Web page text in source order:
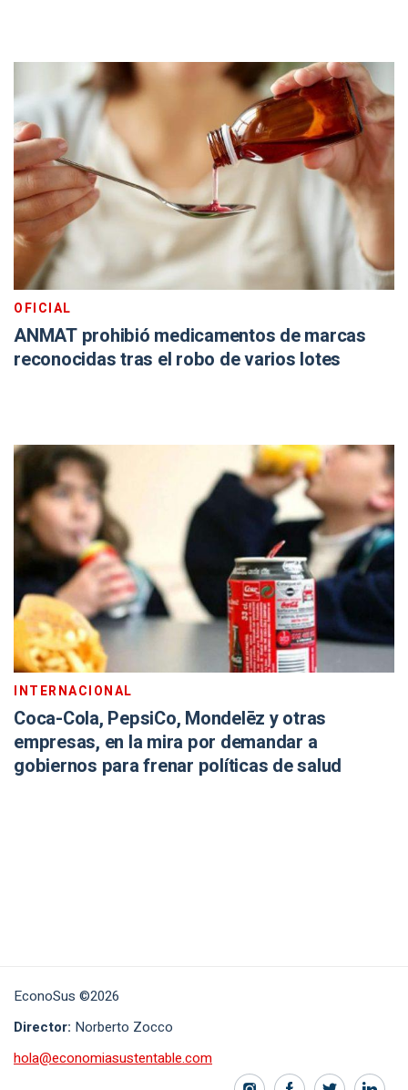
OFICIAL
ANMAT prohibió medicamentos de marcas
reconocidas tras el robo de varios lotes
INTERNACIONAL
Coca-Cola, PepsiCo, Mondelēz y otras
empresas, en la mira por demandar a
gobiernos para frenar políticas de salud
EconoSus ©2026
Director: Norberto Zocco
hola@economiasustentable.com